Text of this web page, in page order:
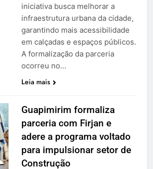
iniciativa busca melhorar a
infraestrutura urbana da cidade,
garantindo mais acessibilidade
em calçadas e espaços públicos.
A formalização da parceria
ocorreu no…
Leia mais
Guapimirim formaliza
parceria com Firjan e
adere a programa voltado
para impulsionar setor de
Construção